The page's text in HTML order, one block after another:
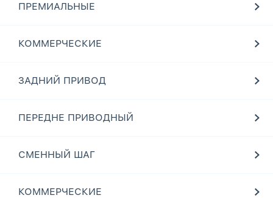
ПРЕМИАЛЬНЫЕ
КОММЕРЧЕСКИЕ
ЗАДНИЙ ПРИВОД
ПЕРЕДНЕ ПРИВОДНЫЙ
СМЕННЫЙ ШАГ
КОММЕРЧЕСКИЕ